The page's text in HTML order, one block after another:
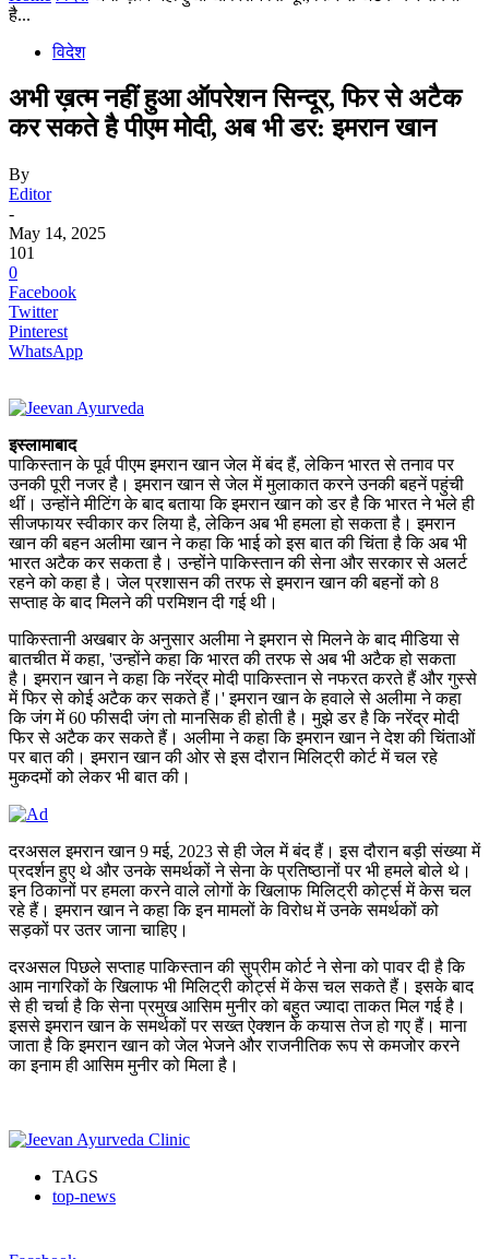
है...
विदेश
अभी ख़त्म नहीं हुआ ऑपरेशन सिन्दूर, फिर से अटैक
कर सकते है पीएम मोदी, अब भी डर: इमरान खान
By
Editor
-
May 14, 2025
101
0
Facebook
Twitter
Pinterest
WhatsApp
इस्लामाबाद
पाकिस्तान के पूर्व पीएम इमरान खान जेल में बंद हैं, लेकिन भारत से तनाव पर
उनकी पूरी नजर है। इमरान खान से जेल में मुलाकात करने उनकी बहनें पहुंची
थीं। उन्होंने मीटिंग के बाद बताया कि इमरान खान को डर है कि भारत ने भले ही
सीजफायर स्वीकार कर लिया है, लेकिन अब भी हमला हो सकता है। इमरान
खान की बहन अलीमा खान ने कहा कि भाई को इस बात की चिंता है कि अब भी
भारत अटैक कर सकता है। उन्होंने पाकिस्तान की सेना और सरकार से अलर्ट
रहने को कहा है। जेल प्रशासन की तरफ से इमरान खान की बहनों को 8
सप्ताह के बाद मिलने की परमिशन दी गई थी।
पाकिस्तानी अखबार के अनुसार अलीमा ने इमरान से मिलने के बाद मीडिया से
बातचीत में कहा, 'उन्होंने कहा कि भारत की तरफ से अब भी अटैक हो सकता
है। इमरान खान ने कहा कि नरेंद्र मोदी पाकिस्तान से नफरत करते हैं और गुस्से
में फिर से कोई अटैक कर सकते हैं।' इमरान खान के हवाले से अलीमा ने कहा
कि जंग में 60 फीसदी जंग तो मानसिक ही होती है। मुझे डर है कि नरेंद्र मोदी
फिर से अटैक कर सकते हैं। अलीमा ने कहा कि इमरान खान ने देश की चिंताओं
पर बात की। इमरान खान की ओर से इस दौरान मिलिट्री कोर्ट में चल रहे
मुकदमों को लेकर भी बात की।
दरअसल इमरान खान 9 मई, 2023 से ही जेल में बंद हैं। इस दौरान बड़ी संख्या में
प्रदर्शन हुए थे और उनके समर्थकों ने सेना के प्रतिष्ठानों पर भी हमले बोले थे।
इन ठिकानों पर हमला करने वाले लोगों के खिलाफ मिलिट्री कोर्ट्स में केस चल
रहे हैं। इमरान खान ने कहा कि इन मामलों के विरोध में उनके समर्थकों को
सड़कों पर उतर जाना चाहिए।
दरअसल पिछले सप्ताह पाकिस्तान की सुप्रीम कोर्ट ने सेना को पावर दी है कि
आम नागरिकों के खिलाफ भी मिलिट्री कोर्ट्स में केस चल सकते हैं। इसके बाद
से ही चर्चा है कि सेना प्रमुख आसिम मुनीर को बहुत ज्यादा ताकत मिल गई है।
इससे इमरान खान के समर्थकों पर सख्त ऐक्शन के कयास तेज हो गए हैं। माना
जाता है कि इमरान खान को जेल भेजने और राजनीतिक रूप से कमजोर करने
का इनाम ही आसिम मुनीर को मिला है।
TAGS
top-news